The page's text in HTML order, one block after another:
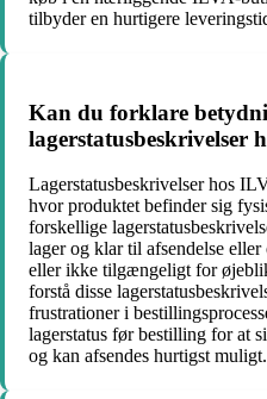
tilbyder en hurtigere
Kan du forklare
lagerstatusbeskrivelser
Lagerstatusbeskrivelser hos
hvor produktet befinder sig
forskellige
lager og klar til afsendelse
eller ikke tilgængeligt for
forstå disse
frustrationer i
lagerstatus før bestilling for at
og kan afsendes hurtigst muligt.